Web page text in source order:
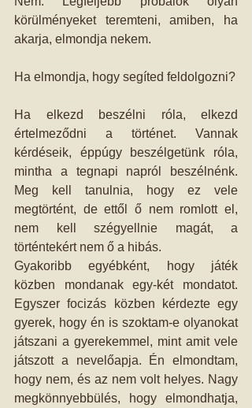
körülményeket teremteni, amiben, ha
akarja, elmondja nekem.
Ha elkezd beszélni róla, elkezd
értelmeződni a történet. Vannak
kérdéseik, éppúgy beszélgetünk róla,
mintha a tegnapi napról beszélnénk.
Meg kell tanulnia, hogy ez vele
megtörtént, de ettől ő nem romlott el,
nem kell szégyellnie magát, a
történtekért nem ő a hibás.
Gyakoribb egyébként, hogy játék
közben mondanak egy-két mondatot.
Egyszer focizás közben kérdezte egy
gyerek, hogy én is szoktam-e olyanokat
játszani a gyerekemmel, mint amit vele
játszott a nevelőapja. Én elmondtam,
hogy nem, és az nem volt helyes. Nagy
megkönnyebbülés, hogy elmondhatja,